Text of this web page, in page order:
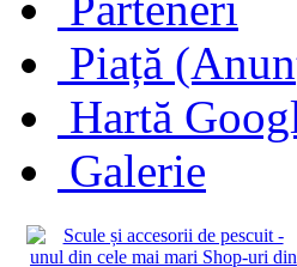
Piață
Hartă
Galerie